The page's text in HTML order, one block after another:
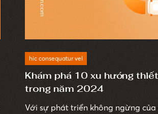
hic consequatur vel
Khám phá 10 xu hướng
trong năm 2024
Với sự phát triển không ngừng